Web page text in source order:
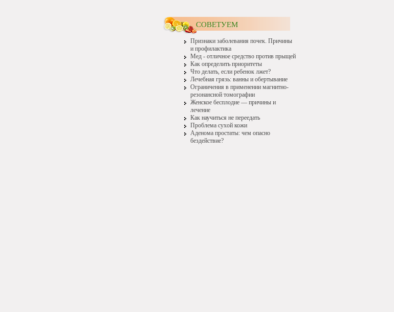
СОВЕТУЕМ
Признаки заболевания почек. Причины
и профилактика
Мед - отличное средство против прыщей
Как определить приоритеты
Что делать, если ребенок лжет?
Лечебная грязь: ванны и обертывание
Ограничения в применении магнитно-
резонансной томографии
Женское бесплодие — причины и
лечение
Как научиться не переедать
Проблема сухой кожи
Аденома простаты: чем опасно
бездействие?